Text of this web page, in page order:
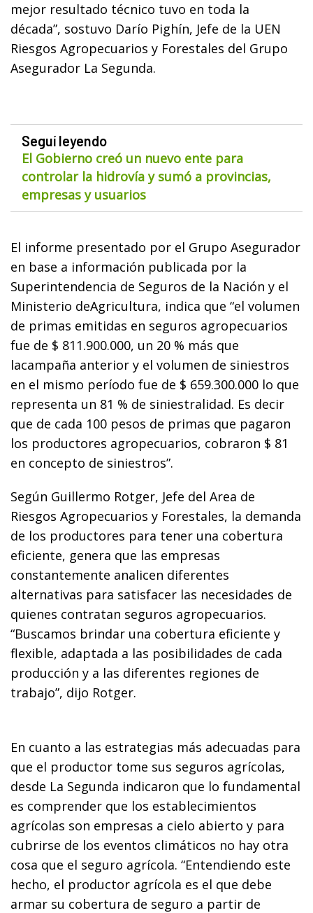
mejor resultado técnico tuvo en toda la
década”, sostuvo Darío Pighín, Jefe de la UEN
Riesgos Agropecuarios y Forestales del Grupo
Asegurador La Segunda.
Seguí leyendo
El Gobierno creó un nuevo ente para
controlar la hidrovía y sumó a provincias,
empresas y usuarios
El informe presentado por el Grupo Asegurador
en base a información publicada por la
Superintendencia de Seguros de la Nación y el
Ministerio deAgricultura, indica que “el volumen
de primas emitidas en seguros agropecuarios
fue de $ 811.900.000, un 20 % más que
lacampaña anterior y el volumen de siniestros
en el mismo período fue de $ 659.300.000 lo que
representa un 81 % de siniestralidad. Es decir
que de cada 100 pesos de primas que pagaron
los productores agropecuarios, cobraron $ 81
en concepto de siniestros”.
Según Guillermo Rotger, Jefe del Area de
Riesgos Agropecuarios y Forestales, la demanda
de los productores para tener una cobertura
eficiente, genera que las empresas
constantemente analicen diferentes
alternativas para satisfacer las necesidades de
quienes contratan seguros agropecuarios.
“Buscamos brindar una cobertura eficiente y
flexible, adaptada a las posibilidades de cada
producción y a las diferentes regiones de
trabajo”, dijo Rotger.
En cuanto a las estrategias más adecuadas para
que el productor tome sus seguros agrícolas,
desde La Segunda indicaron que lo fundamental
es comprender que los establecimientos
agrícolas son empresas a cielo abierto y para
cubrirse de los eventos climáticos no hay otra
cosa que el seguro agrícola. “Entendiendo este
hecho, el productor agrícola es el que debe
armar su cobertura de seguro a partir de